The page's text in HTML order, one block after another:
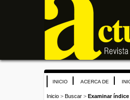
INICIO ACERCA DE
Inicio > Buscar > Examinar